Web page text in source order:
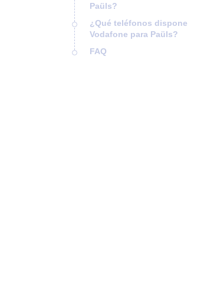
Paüls?
¿Qué teléfonos dispone
Vodafone para Paüls?
FAQ